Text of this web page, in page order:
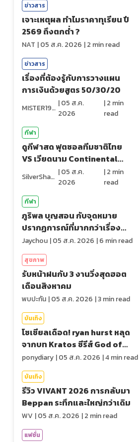
ข่าวสาร
เจาะเหตุผล ทำไมราคาทุเรียน ปี
2569 ถึงตกต่ำ ?
NAT |05 ส.ค. 2026 |2 min read
ข่าวสาร
เรื่องที่ต้องรู้กับการวางแผน
การเงินด้วยสูตร 50/30/20
MISTER1997 |05 ส.ค.
2026
|2 min
read
กีฬา
ดูกีฬาสด ฟุตซอลทีมชาติไทย
VS เวียดนาม Continental
Futsal2026
SilverShark |05 ส.ค.
2026
|2 min
read
กีฬา
ภูริพล บุญสอน กับจุดหมาย
ปรากฏการณ์ที่มากกว่าเรื่อง
ของสถิติ
Jaychou |05 ส.ค. 2026 |6 min read
สุขภาพ
รับหน้าฝนกับ 3 งานวิ่งสุดฮอต
เดือนสิงหาคม
พบปะกัน |05 ส.ค. 2026 |3min read
บันเทิง
โซเชียลเดือด! ryan hurst หลุด
จากบท Kratos ซีรีส์ God of
War
ponydiary |05 ส.ค. 2026 |4min read
บันเทิง
รีวิว VIVANT 2026 การกลับมา
Beppan ระทึกและใหญ่กว่าเดิม
WV |05 ส.ค. 2026 |2 min read
แฟชั่น